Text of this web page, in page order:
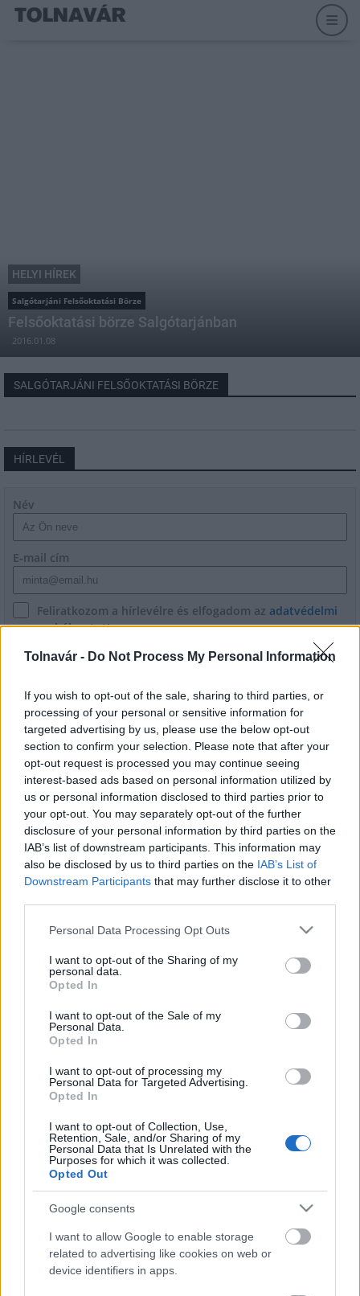
Tolnavár - Do Not Process My Personal Information
If you wish to opt-out of the sale, sharing to third parties, or
processing of your personal or sensitive information for
targeted advertising by us, please use the below opt-out
section to confirm your selection. Please note that after your
opt-out request is processed you may continue seeing
interest-based ads based on personal information utilized by
us or personal information disclosed to third parties prior to
your opt-out. You may separately opt-out of the further
disclosure of your personal information by third parties on the
IAB’s list of downstream participants. This information may
also be disclosed by us to third parties on the IAB’s List of
Downstream Participants that may further disclose it to other
Please note that this website/app uses one or more Google
not limited to your visit or usage behaviour. You may click to
grant or deny consent to Google and its third-party tags to
use your data for below specified purposes in below Google
consent section.
Personal Data Processing Opt Outs
I want to opt-out of the Sharing of my
personal data.
Opted In
I want to opt-out of the Sale of my
Personal Data.
Opted In
I want to opt-out of processing my
Personal Data for Targeted Advertising.
Opted In
I want to opt-out of Collection, Use,
Retention, Sale, and/or Sharing of my
Personal Data that Is Unrelated with the
Purposes for which it was collected.
Opted Out
Google consents
I want to allow Google to enable storage
related to advertising like cookies on web or
device identifiers in apps.
HELYI HÍREK
Salgótarjáni Felsőoktatási Börze
Felsőoktatási börze Salgótarjánban
2016.01.08
SALGÓTARJÁNI FELSŐOKTATÁSI BÖRZE
HÍRLEVÉL
Név
E-mail cím
Feliratkozom a hírlevélre és elfogadom az adatvédelmi
szabályzatot!
FELIRATKOZÁS
LEGFRISSEBB
Országos hírek
MEGÉRKEZETT AZ ESŐ A DUNA VÍZGYŰJTŐJÉRE
Országos hírek
Kecskeméten is szakirányú továbbképzésekkel erősít a Gál
Ferenc Egyetem
Kiemelt fontosságú a Gál Ferenc Egyetem számára a jövőbe
fejlődés támogatása.
Országos hírek
szúnyoginvázió elkerülésében
Országos hírek
felhasználta az emberiség a Föld egész
évre elegendő erőforrásait
HIRDETÉS
HIRDETÉS